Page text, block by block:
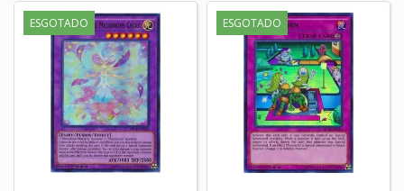
ESGOTADO ESGOTADO